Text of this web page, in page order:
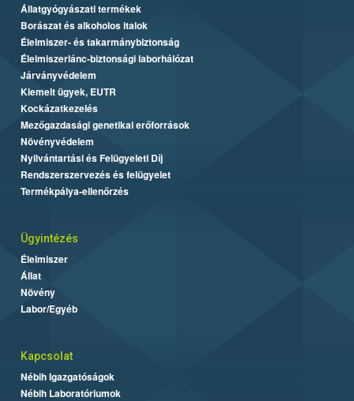
Állatgyógyászati termékek
Borászat és alkoholos italok
Élelmiszer- és takarmánybiztonság
Élelmiszerlánc-biztonsági laborhálózat
Járványvédelem
Kiemelt ügyek, EUTR
Kockázatkezelés
Mezőgazdasági genetikai erőforrások
Növényvédelem
Nyilvántartási és Felügyeleti Díj
Rendszerszervezés és felügyelet
Termékpálya-ellenőrzés
Ügyintézés
Élelmiszer
Állat
Növény
Labor/Egyéb
Kapcsolat
Nébih Igazgatóságok
Nébih Laboratóriumok